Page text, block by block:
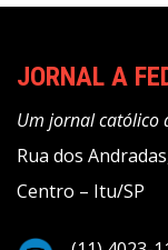
JORNAL A
Um jornal católico
Rua dos
Centro – Itu/SP